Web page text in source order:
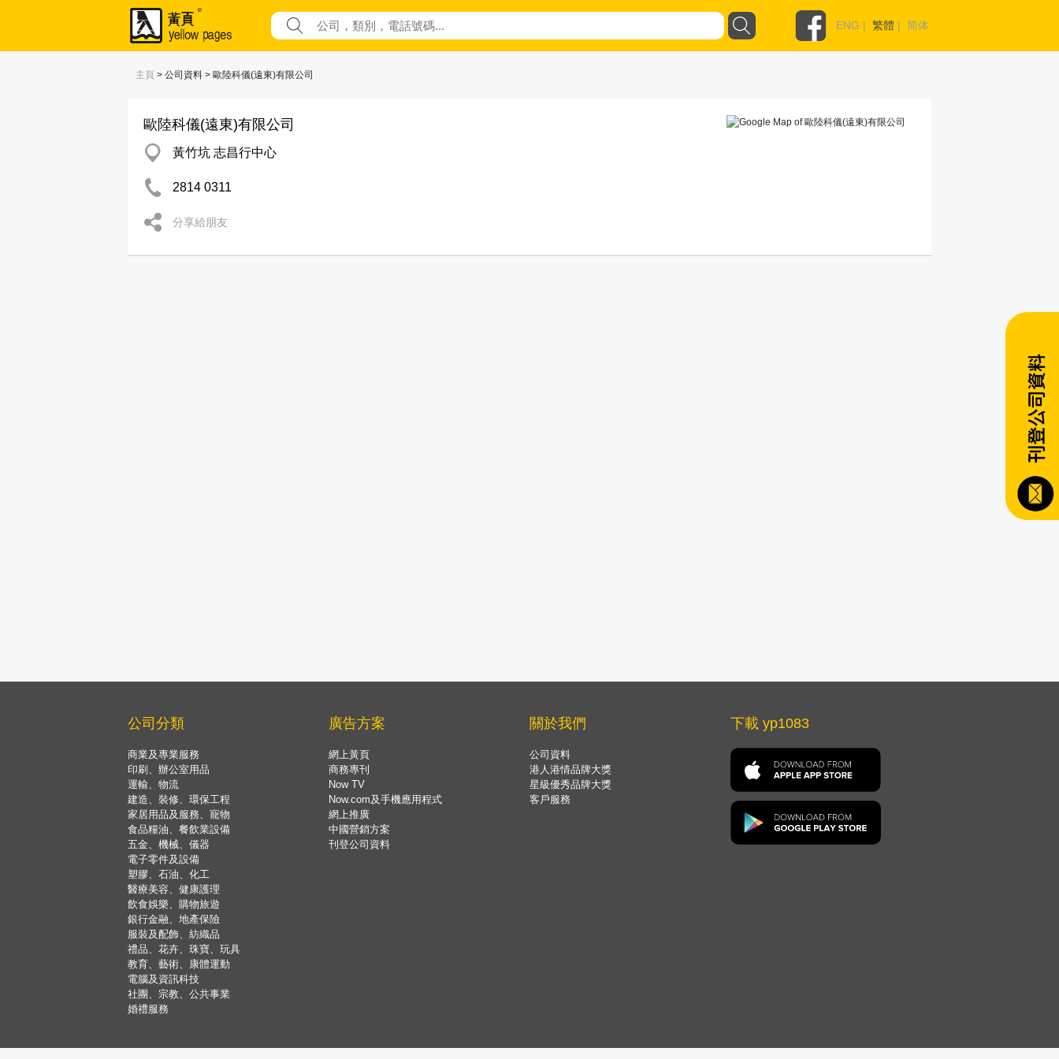
ENG | 繁體 | 简体
主頁 > 公司資料 > 歐陸科儀(遠東)有限公司
歐陸科儀(遠東)有限公司
黃竹坑 志昌行中心
2814 0311
分享給朋友
公司分類
商業及專業服務
印刷、辦公室用品
運輸、物流
建造、裝修、環保工程
家居用品及服務、寵物
食品糧油、餐飲業設備
五金、機械、儀器
電子零件及設備
塑膠、石油、化工
醫療美容、健康護理
飲食娛樂、購物旅遊
銀行金融、地產保險
服裝及配飾、紡織品
禮品、花卉、珠寶、玩具
教育、藝術、康體運動
電腦及資訊科技
社團、宗教、公共事業
婚禮服務
廣告方案
網上黃頁
商務專刊
Now TV
Now.com及手機應用程式
網上推廣
中國營銷方案
刊登公司資料
關於我們
公司資料
港人港情品牌大獎
星級優秀品牌大獎
客戶服務
下載 yp1083